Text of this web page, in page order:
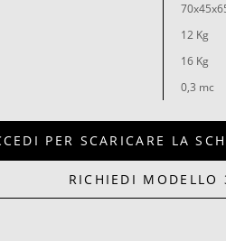
12 Kg
16 Kg
0,3 mc
PER SCARICARE LA
RICHIEDI MODELLO